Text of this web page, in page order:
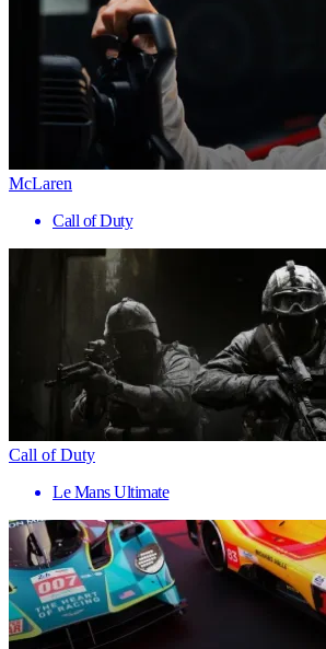
McLaren
Call of Duty
Call of Duty
Le Mans Ultimate